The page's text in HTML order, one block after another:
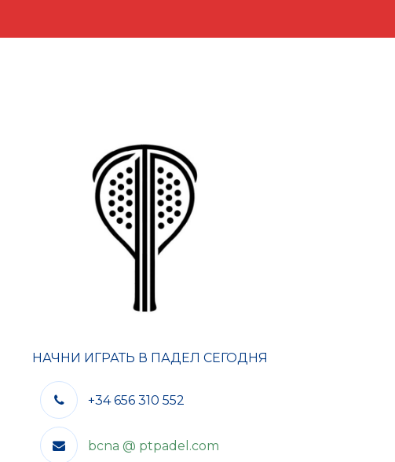
НАЧНИ ИГРАТЬ В ПАДЕЛ СЕГОДНЯ
+34 656 310 552
bcna @ ptpadel.com